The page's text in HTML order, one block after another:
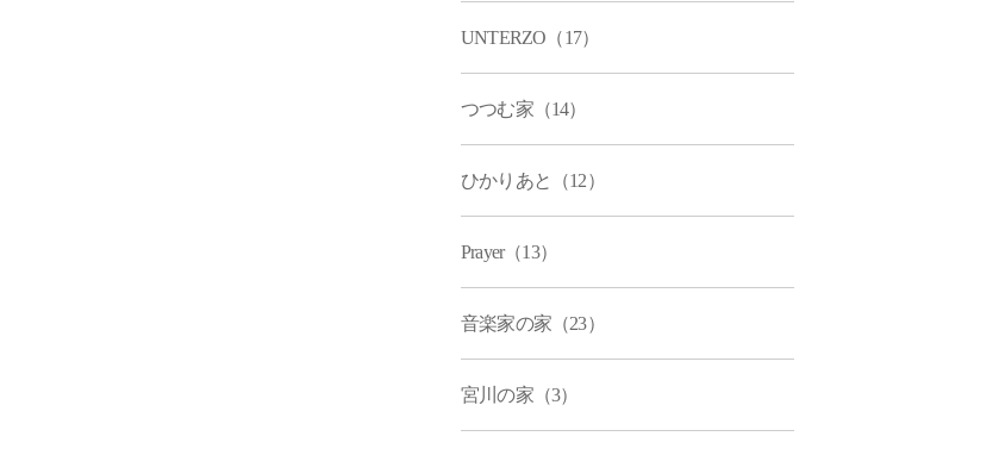
UNTERZO（17）
つつむ家（14）
ひかりあと（12）
Prayer（13）
音楽家の家（23）
宮川の家（3）